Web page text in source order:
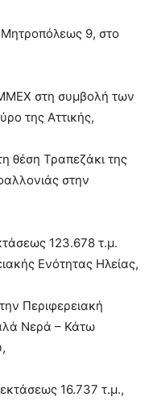
9, στο
στη συμβολή των
της Αττικής,
θέση Τραπεζάκι της
στην
123.678 τ.μ.
Ενότητας Ηλείας,
Περιφερειακή
Νερά – Κάτω
16.737 τ.μ.,